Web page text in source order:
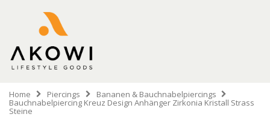
Home Piercings Bananen & Bauchnabelpiercings
Bauchnabelpiercing Kreuz Design Anhänger Zirkonia Kristall Strass
Steine